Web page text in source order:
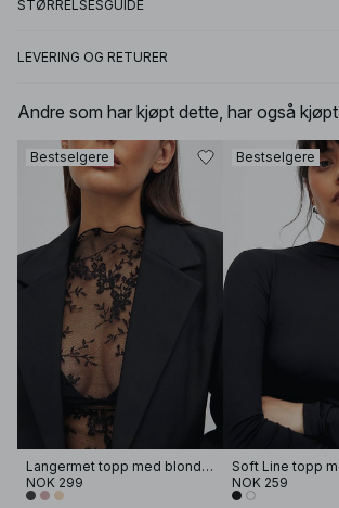
STØRRELSESGUIDE
LEVERING OG RETURER
Andre som har kjøpt dette, har også kjøpt
Bestselgere
Langermet topp med blonder
NOK 299
Bestselgere
NOK 259